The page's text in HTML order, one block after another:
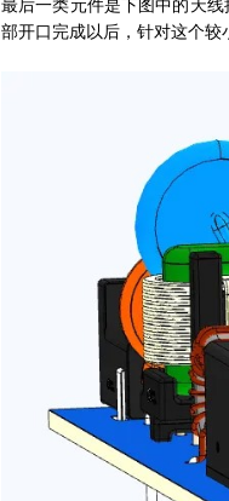
部开口完成以后，针对这个较